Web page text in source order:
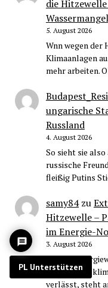
die
Wassermangel
5. August 2026
Wnn wegen der
Klimaanlagen
mehr arbeiten.
ungarische
Russland
4. August 2026
So sieht sie
russische
fleißig Putins
samy84zu
Hitzewelle –
im Energie-
3. August 2026
Wer die
ein einziges,
verlässt, steht
PL Unterstützen